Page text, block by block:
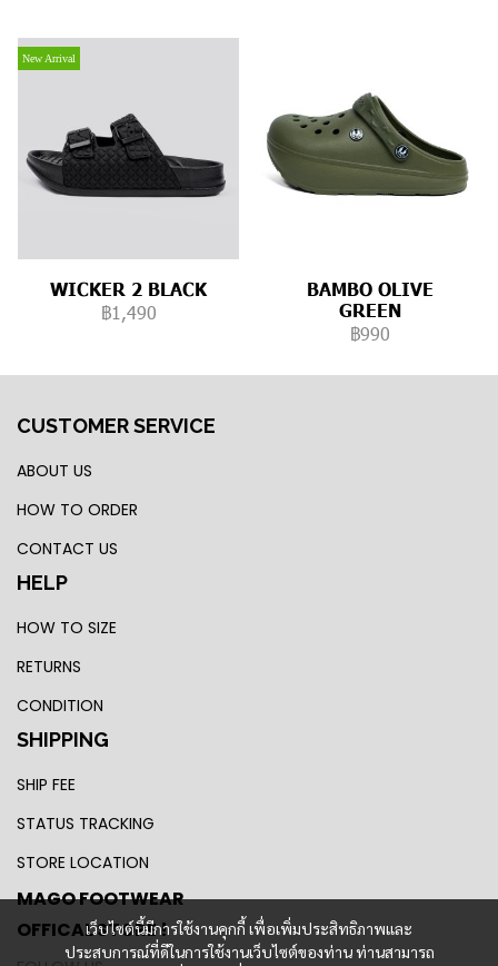
New Arrival
WICKER 2 BLACK
฿1,490
BAMBO OLIVE
GREEN
฿990
เว็บไซต์นี้มีการใช้งานคุกกี้ เพื่อเพิ่มประสิทธิภาพและ
ประสบการณ์ที่ดีในการใช้งานเว็บไซต์ของท่าน ท่านสามารถ
CUSTOMER SERVICE
ABOUT US
HOW TO ORDER
CONTACT US
HELP
HOW TO SIZE
RETURNS
CONDITION
SHIPPING
SHIP FEE
STATUS TRACKING
STORE LOCATION
MAGO FOOTWEAR
OFFICAL STORE !